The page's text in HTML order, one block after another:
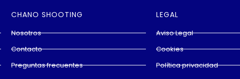
CHANO SHOOTING
Nosotros
Contacto
Preguntas frecuentes
LEGAL
Aviso Legal
Cookies
Política privacidad